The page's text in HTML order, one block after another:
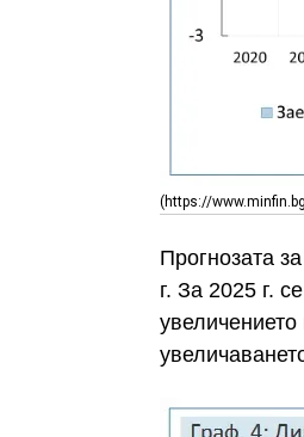
(https://
Прогнозата
г. За 2025 г.